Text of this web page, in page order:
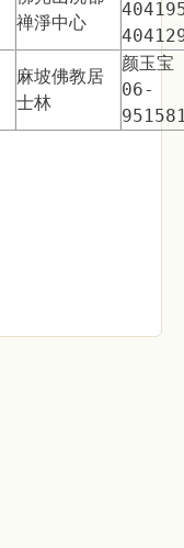
禅淨中心
麻坡佛教居
士林
颜玉宝
06-